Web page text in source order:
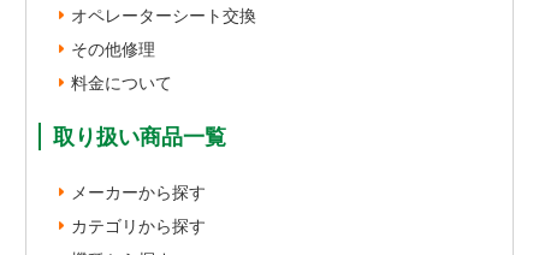
オペレーターシート交換
その他修理
料金について
取り扱い商品一覧
メーカーから探す
カテゴリから探す